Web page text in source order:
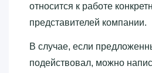
относится к работе
представителей компании.
В случае, если
подействовал, можно